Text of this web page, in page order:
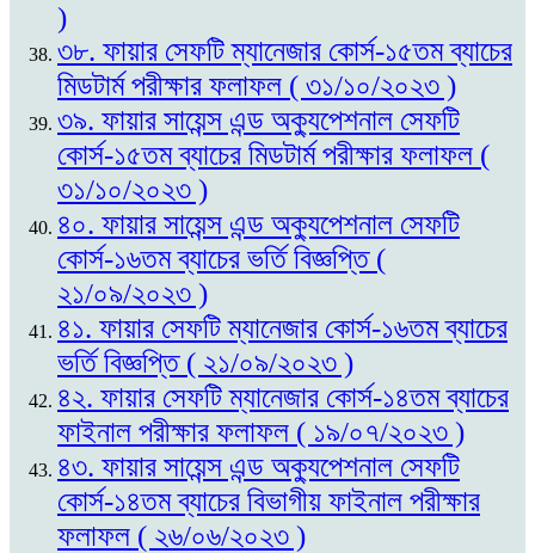
)
৩৮. ফায়ার সেফটি ম্যানেজার কোর্স-১৫তম ব্যাচের
মিডটার্ম পরীক্ষার ফলাফল ( ৩১/১০/২০২৩ )
৩৯. ফায়ার সায়েন্স এন্ড অক্যুপেশনাল সেফটি
কোর্স-১৫তম ব্যাচের মিডটার্ম পরীক্ষার ফলাফল (
৩১/১০/২০২৩ )
৪০. ফায়ার সায়েন্স এন্ড অক্যুপেশনাল সেফটি
কোর্স-১৬তম ব্যাচের ভর্তি বিজ্ঞপ্তি (
২১/০৯/২০২৩ )
৪১. ফায়ার সেফটি ম্যানেজার কোর্স-১৬তম ব্যাচের
ভর্তি বিজ্ঞপ্তি ( ২১/০৯/২০২৩ )
৪২. ফায়ার সেফটি ম্যানেজার কোর্স-১৪তম ব্যাচের
ফাইনাল পরীক্ষার ফলাফল ( ১৯/০৭/২০২৩ )
৪৩. ফায়ার সায়েন্স এন্ড অক্যুপেশনাল সেফটি
কোর্স-১৪তম ব্যাচের বিভাগীয় ফাইনাল পরীক্ষার
ফলাফল ( ২৬/০৬/২০২৩ )